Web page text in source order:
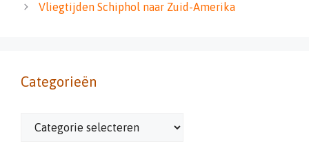
Vliegtijden Schiphol naar Zuid-Amerika
Categorieën
Categorieën